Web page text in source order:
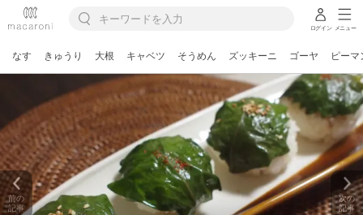
ログイン メニュー
なす きゅうり 大根 キャベツ そうめん ズッキーニ ゴーヤ ピーマ
前の
記事
次の
記事